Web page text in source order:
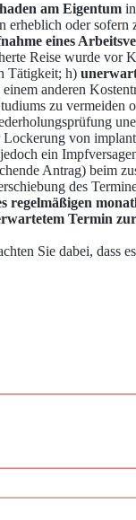
am Eigentum
oder sofern
eines
Reise wurde vor
Tätigkeit; h)
anderen
zu vermeiden
von
ein
Antrag) beim
des
regelmäßigen
Termin
Sie dabei, dass